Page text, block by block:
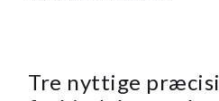
Tre nyttige